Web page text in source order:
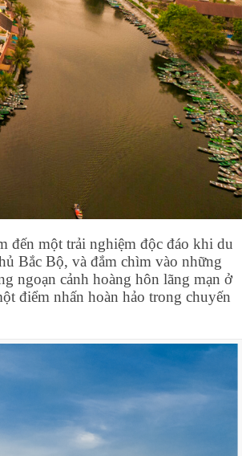
đến một trải nghiệm độc đáo khi du
Bắc Bộ, và đắm chìm vào những
ngoạn cảnh hoàng hôn lãng mạn ở
điểm nhấn hoàn hảo trong chuyến